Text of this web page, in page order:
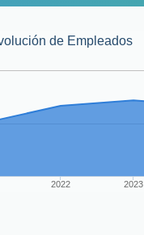
de Empleados
2022 2023